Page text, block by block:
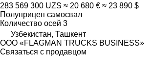
283 569 300 UZS ≈ 20 680 € ≈ 23 890 $
Полуприцеп самосвал
Количество осей 3
Узбекистан, Ташкент
ООО «FLAGMAN TRUCKS BUSINESS»
Связаться с продавцом